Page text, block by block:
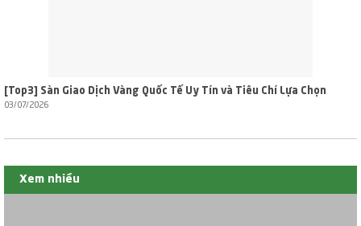
[Top3] Sàn Giao Dịch Vàng Quốc Tế Uy Tín và Tiêu Chí Lựa Chọn
03/07/2026
Xem nhiều